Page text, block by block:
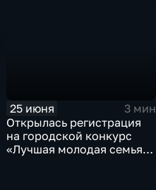
25 июня
3 мин
Открылась регистрация
на городской конкурс
«Лучшая молодая семья —